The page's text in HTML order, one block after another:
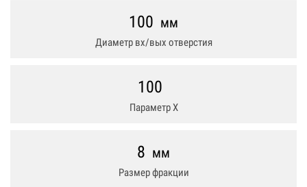
100 мм
Диаметр вх/вых отверстия
100
Параметр Х
8 мм
Размер фракции